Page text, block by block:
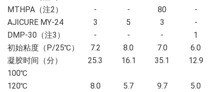
MTHPA（注2）
AJICURE MY-24
DMP-30（注3）
-
- 80
-
3
5 3
-
-
- -
1
初始粘度（P/25℃）
7.2 8.0 7.0
6.0
凝胶时间（分）
100℃
25.3 16.1 35.1 12.9
120℃ 8.0 5.7 9.7
5.0